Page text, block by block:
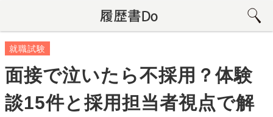
就職試験
面接で泣いたら不採用？体験
談15件と採用担当者視点で解